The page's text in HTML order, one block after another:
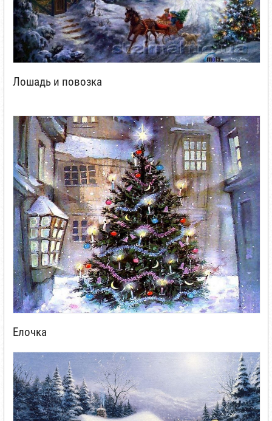
Лошадь и повозка
Елочка